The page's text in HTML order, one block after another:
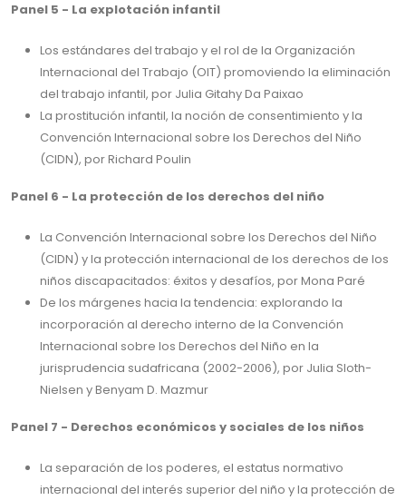
Panel 5 - La explotación infantil
Los estándares del trabajo y el rol de la Organización
Internacional del Trabajo (OIT) promoviendo la eliminación
del trabajo infantil, por Julia Gitahy Da Paixao
La prostitución infantil, la noción de consentimiento y la
Convención Internacional sobre los Derechos del Niño
(CIDN), por Richard Poulin
Panel 6 - La protección de los derechos del niño
La Convención Internacional sobre los Derechos del Niño
(CIDN) y la protección internacional de los derechos de los
niños discapacitados: éxitos y desafíos, por Mona Paré
De los márgenes hacia la tendencia: explorando la
incorporación al derecho interno de la Convención
Internacional sobre los Derechos del Niño en la
jurisprudencia sudafricana (2002-2006), por Julia Sloth-
Nielsen y Benyam D. Mazmur
Panel 7 - Derechos económicos y sociales de los niños
La separación de los poderes, el estatus normativo
internacional del interés superior del niño y la protección de